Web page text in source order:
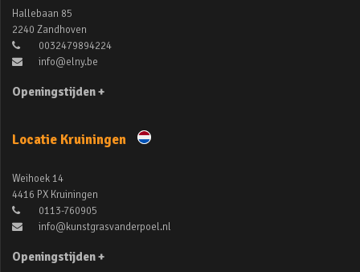
Hallebaan 85
2240 Zandhoven
0032479894224
info@elny.be
Openingstijden +
Locatie Kruiningen
Weihoek 14
4416 PX Kruiningen
0113-760905
info@kunstgrasvanderpoel.nl
Openingstijden +